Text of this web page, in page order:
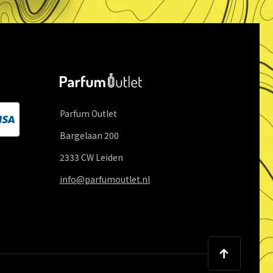
Parfum Outlet
Bargelaan 200
2333 CW Leiden
info@parfumoutlet.nl